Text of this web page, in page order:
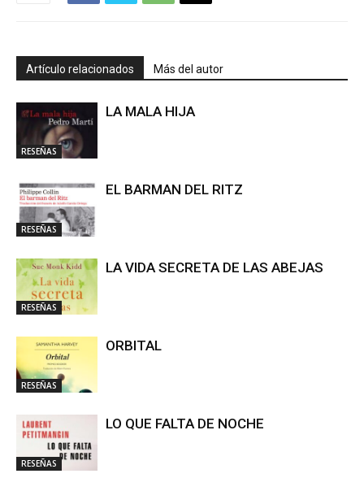
Artículo relacionados Más del autor
RESEÑAS
LA MALA HIJA
RESEÑAS
EL BARMAN DEL RITZ
RESEÑAS
LA VIDA SECRETA DE LAS ABEJAS
RESEÑAS
ORBITAL
RESEÑAS
LO QUE FALTA DE NOCHE